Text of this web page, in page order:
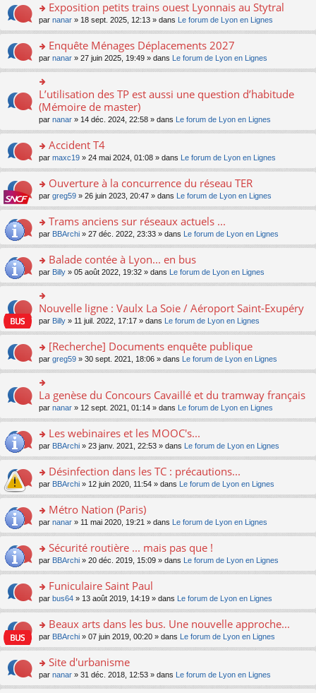
ult
er
le
m
e
s
g
e
n
o
lu
le
pl
u
s
e
nt
o
n
ult
er
le
m
s
a
e
n
o
lu
le
pl
u
s
e
nt
Exposition petits trains ouest Lyonnais au Stytral
par nanar » 18 sept. 2025, 12:13 » dans Le forum de Lyon en Lignes
o
n
s
ult
er
le
m
e
s
a
e
n
o
lu
le
pl
u
s
c
nt
Enquête Ménages Déplacements 2027
par nanar » 27 juin 2025, 19:49 » dans Le forum de Lyon en Lignes
n
s
ult
er
le
m
e
s
a
g
e
n
lu
le
pl
u
s
c
e
nt
L’utilisation des TP est aussi une question d’habitude
(Mémoire de master)
par nanar » 14 déc. 2024, 22:58 » dans Le forum de Lyon en Lignes
o
n
ult
er
le
m
e
a
g
e
n
o
lu
pl
u
s
ré
c
e
nt
Accident T4
par maxc19 » 24 mai 2024, 01:08 » dans Le forum de Lyon en Lignes
o
n
ult
er
le
m
e
s
g
e
n
o
lu
pl
u
s
ré
e
nt
Ouverture à la concurrence du réseau TER
par greg59 » 26 juin 2023, 20:47 » dans Le forum de Lyon en Lignes
o
n
ult
er
le
m
e
s
g
e
n
o
n
le
u
s
ré
e
nt
Trams anciens sur réseaux actuels ...
par BBArchi » 27 déc. 2022, 23:33 » dans Le forum de Lyon en Lignes
o
n
s
ult
er
le
m
e
s
a
e
n
o
n
le
u
s
ré
e
nt
Balade contée à Lyon... en bus
par Billy » 05 août 2022, 19:32 » dans Le forum de Lyon en Lignes
o
n
er
le
m
e
s
a
g
e
n
o
lu
le
pl
u
s
e
nt
Nouvelle ligne : Vaulx La Soie / Aéroport Saint-Exupéry
par Billy » 11 juil. 2022, 17:17 » dans Le forum de Lyon en Lignes
o
n
s
ult
er
le
m
e
s
g
e
n
o
lu
pl
u
s
c
e
nt
[Recherche] Documents enquête publique
par greg59 » 30 sept. 2021, 18:06 » dans Le forum de Lyon en Lignes
n
er
le
m
e
s
a
g
e
n
n
lu
le
pl
u
c
e
nt
La genèse du Concours Cavaillé et du tramway français
par nanar » 12 sept. 2021, 01:14 » dans Le forum de Lyon en Lignes
o
n
ult
er
le
m
e
a
g
e
n
n
le
pl
u
ré
c
e
Les webinaires et les MOOC's...
par BBArchi » 23 janv. 2021, 22:53 » dans Le forum de Lyon en Lignes
o
n
ult
er
le
m
e
a
g
e
n
n
le
pl
u
Désinfection dans les TC : précautions...
par BBArchi » 12 juin 2020, 11:54 » dans Le forum de Lyon en Lignes
o
n
ult
er
le
m
e
a
g
e
n
n
Métro Nation (Paris)
par nanar » 11 mai 2020, 19:21 » dans Le forum de Lyon en Lignes
o
n
ult
er
le
m
e
a
g
e
Sécurité routière ... mais pas que !
par BBArchi » 20 déc. 2019, 15:09 » dans Le forum de Lyon en Lignes
o
n
ult
er
le
m
e
Funiculaire Saint Paul
par bus64 » 13 août 2019, 14:19 » dans Le forum de Lyon en Lignes
o
n
ult
er
le
Beaux arts dans les bus. Une nouvelle approche...
par BBArchi » 07 juin 2019, 00:20 » dans Le forum de Lyon en Lignes
o
n
Site d'urbanisme
par nanar » 31 déc. 2018, 12:53 » dans Le forum de Lyon en Lignes